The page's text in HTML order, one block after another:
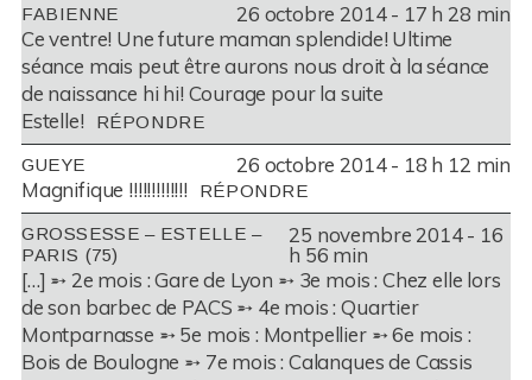
POST COMMENT
FABIENNE
26 octobre 2014 - 17 h 28 min
Ce ventre! Une future maman splendide! Ultime
séance mais peut être aurons nous droit à la séance
de naissance hi hi! Courage pour la suite
Estelle!
RÉPONDRE
GUEYE
26 octobre 2014 - 18 h 12 min
Magnifique !!!!!!!!!!!!!
RÉPONDRE
GROSSESSE – ESTELLE –
PARIS (75)
25 novembre 2014 - 16
h 56 min
[…] ➵ 2e mois : Gare de Lyon ➵ 3e mois : Chez elle lors
de son barbec de PACS ➵ 4e mois : Quartier
Montparnasse ➵ 5e mois : Montpellier ➵ 6e mois :
Bois de Boulogne ➵ 7e mois : Calanques de Cassis